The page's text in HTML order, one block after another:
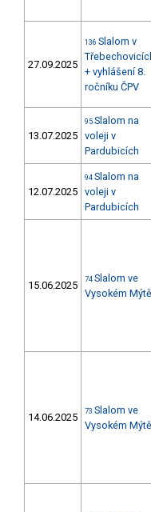
27.09.2025
136 Slalom v
+ vyhlášení 8.
ročníku ČPV
13.07.2025
95 Slalom na
voleji v
Pardubicích
12.07.2025
94 Slalom na
voleji v
Pardubicích
15.06.2025 74 Slalom ve
Vysokém Mýtě
14.06.2025 73 Slalom ve
Vysokém Mýtě